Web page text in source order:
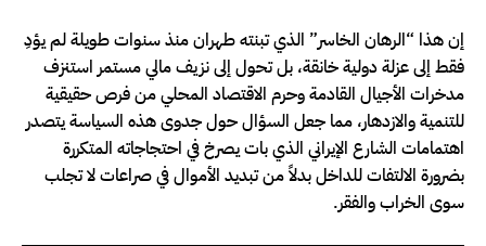
إن هذا “الرهان الخاسر” الذي تبنته طهران منذ سنوات طويلة لم يؤدِ
فقط إلى عزلة دولية خانقة، بل تحول إلى نزيف مالي مستمر استنزف
مدخرات الأجيال القادمة وحرم الاقتصاد المحلي من فرص حقيقية
للتنمية والازدهار، مما جعل السؤال حول جدوى هذه السياسة يتصدر
اهتمامات الشارع الإيراني الذي بات يصرخ في احتجاجاته المتكررة
بضرورة الالتفات للداخل بدلاً من تبديد الأموال في صراعات لا تجلب
سوى الخراب والفقر.